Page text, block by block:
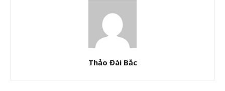
Thảo Đài Bắc